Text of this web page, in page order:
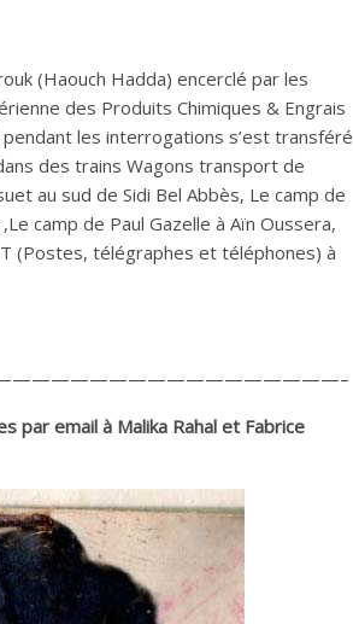
(Haouch Hadda) encerclé par les
des Produits Chimiques & Engrais
les interrogations s’est transféré
des trains Wagons transport de
au sud de Sidi Bel Abbès, Le camp de
camp de Paul Gazelle à Aïn Oussera,
(Postes, télégraphes et téléphones) à
par email à Malika Rahal et Fabrice